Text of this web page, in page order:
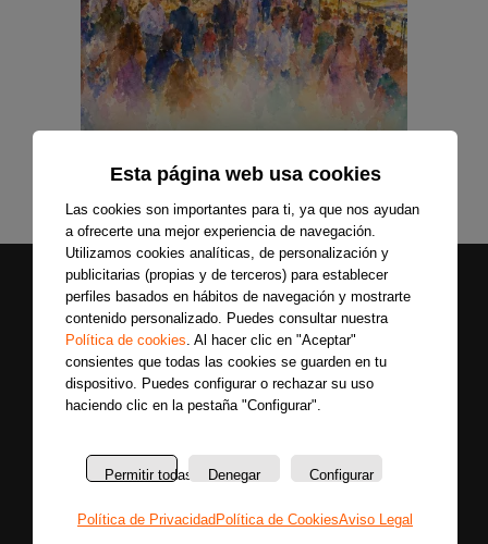
Esta página web usa cookies
Las cookies son importantes para ti, ya que nos ayudan
a ofrecerte una mejor experiencia de navegación.
Utilizamos cookies analíticas, de personalización y
publicitarias (propias y de terceros) para establecer
perfiles basados en hábitos de navegación y mostrarte
contenido personalizado. Puedes consultar nuestra
Política de cookies. Al hacer clic en "Aceptar"
consientes que todas las cookies se guarden en tu
dispositivo. Puedes configurar o rechazar su uso
haciendo clic en la pestaña "Configurar".
Permitir todas Denegar Configurar
Política de Privacidad Política de CookiesAviso Legal
Últimas
noticias
Entrevistas
nosotros
La
Política
Únete a nuestras
entérate primero